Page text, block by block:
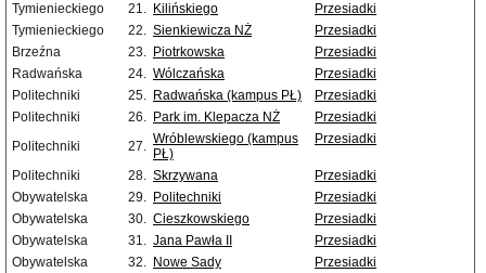
Tymienieckiego
21. Kilińskiego
Przesiadki
Tymienieckiego
22. Sienkiewicza NŻ
Przesiadki
Brzeźna
23. Piotrkowska
Przesiadki
Radwańska
24. Wólczańska
Przesiadki
Politechniki
25. Radwańska (kampus PŁ)
Przesiadki
Politechniki
26. Park im. Klepacza NŻ
Przesiadki
Politechniki
27. Wróblewskiego (kampus
PŁ)
Przesiadki
Politechniki 28. Skrzywana
Przesiadki
Obywatelska
29. Politechniki
Przesiadki
Obywatelska
30. Cieszkowskiego
Przesiadki
Obywatelska
31. Jana Pawła II
Przesiadki
Obywatelska
32. Nowe Sady
Przesiadki